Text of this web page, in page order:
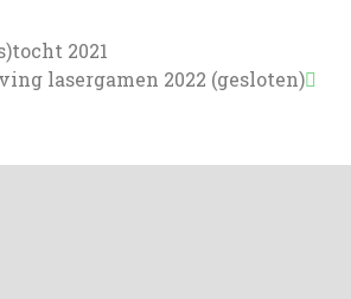
2021
lasergamen 2022 (gesloten)